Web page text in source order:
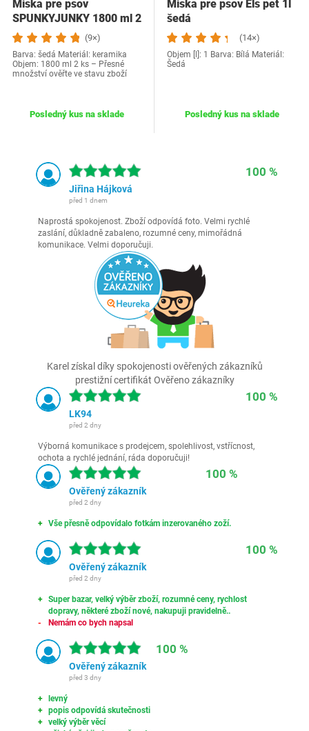
Miska pre psov
SPUNKYJUNKY 1800 ml 2
ks
(9×)
Barva: šedá Materiál: keramika
Objem: 1800 ml 2 ks – Přesné
množství ověřte ve stavu zboží
Posledný kus na sklade
Miska pre psov Els pet 1l
šedá
(14×)
Objem [l]: 1 Barva: Bílá Materiál:
Šedá
Posledný kus na sklade
100 %
Jiřina Hájková
před 1 dnem
Naprostá spokojenost. Zboží odpovídá foto. Velmi rychlé
zaslání, důkladně zabaleno, rozumné ceny, mimořádná
komunikace. Velmi doporučuji.
Karel získal díky spokojenosti ověřených zákazníků
prestižní certifikát Ověřeno zákazníky
100 %
LK94
před 2 dny
Výborná komunikace s prodejcem, spolehlivost, vstřícnost,
ochota a rychlé jednání, ráda doporučuji!
100 %
Ověřený zákazník
před 2 dny
Vše přesně odpovídalo fotkám inzerovaného zoží.
100 %
Ověřený zákazník
před 2 dny
Super bazar, velký výběr zboží, rozumné ceny, rychlost
dopravy, některé zboží nové, nakupuji pravidelně..
Nemám co bych napsal
100 %
Ověřený zákazník
před 3 dny
levný
popis odpovídá skutečnosti
velký výběr věcí